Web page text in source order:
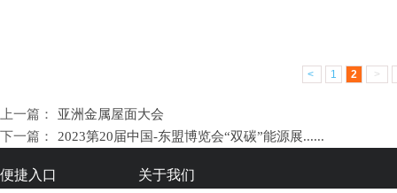
< 1 2 >
上一篇：
亚洲金属屋面大会
下一篇：
2023第20届中国-东盟博览会“双碳”能源展......
关于我们
便捷入口